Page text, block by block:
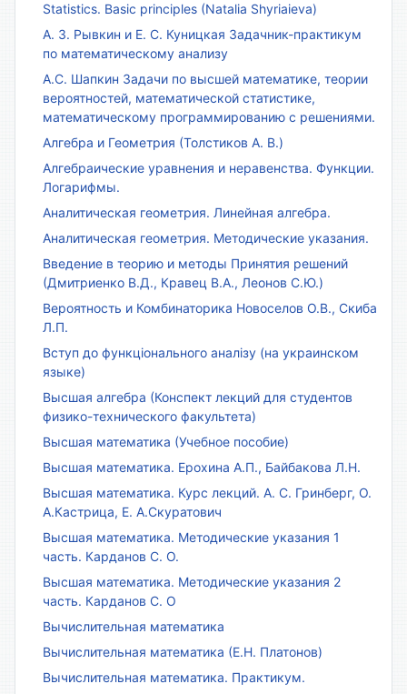
Statistics. Basic principles (Natalia Shyriaieva)
А. З. Рывкин и Е. С. Куницкая Задачник-практикум
по математическому анализу
А.С. Шапкин Задачи по высшей математике, теории
вероятностей, математической статистике,
математическому программированию с решениями.
Алгебра и Геометрия (Толстиков А. В.)
Алгебраические уравнения и неравенства. Функции.
Логарифмы.
Аналитическая геометрия. Линейная алгебра.
Аналитическая геометрия. Методические указания.
Введение в теорию и методы Принятия решений
(Дмитриенко В.Д., Кравец В.А., Леонов С.Ю.)
Вероятность и Комбинаторика Новоселов О.В., Скиба
Л.П.
Вступ до функціонального аналізу (на украинском
языке)
Высшая алгебра (Конспект лекций для студентов
физико-технического факультета)
Высшая математика (Учебное пособие)
Высшая математика. Ерохина А.П., Байбакова Л.Н.
Высшая математика. Курс лекций. А. С. Гринберг, О.
А.Кастрица, Е. А.Скуратович
Высшая математика. Методические указания 1
часть. Карданов С. О.
Высшая математика. Методические указания 2
часть. Карданов С. О
Вычислительная математика
Вычислительная математика (Е.Н. Платонов)
Вычислительная математика. Практикум.